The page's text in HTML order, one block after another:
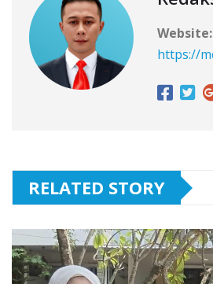
Website:
https://
RELATED STORY